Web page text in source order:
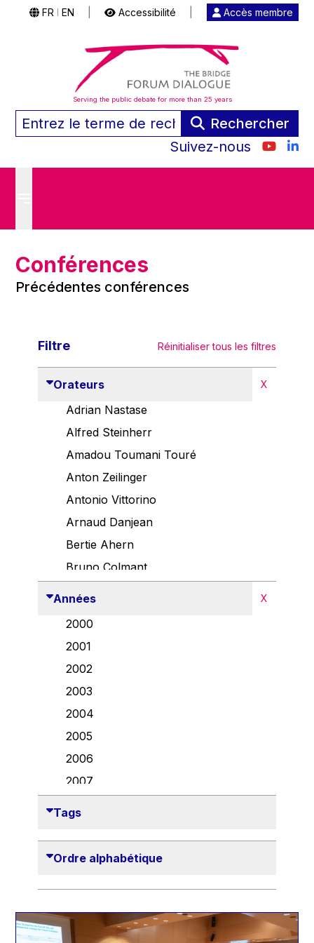
FR EN Accessibilité Accès membre
Serving the public debate for more than 25 years
Rechercher
Suivez-nous
Conférences
Précédentes conférences
Filtre Réinitialiser tous les filtres
Orateurs X
Adrian Nastase
Alfred Steinherr
Amadou Toumani Touré
Anton Zeilinger
Antonio Vittorino
Arnaud Danjean
Bertie Ahern
Bruno Colmant
Frederica Mogherini
Gaston Reinesch
Gil Carlos Rodrigues Iglesias
Günther Verheugen
Années X
2000
2001
2002
2003
2004
2005
2006
2007
2012
2013
2014
Tags
Ordre alphabétique